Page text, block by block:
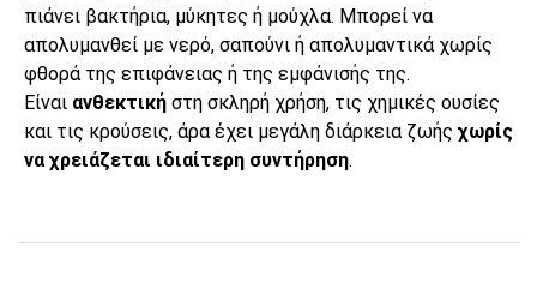
πιάνει βακτήρια, μύκητες ή μούχλα. Μπορεί να
απολυμανθεί με νερό, σαπούνι ή απολυμαντικά χωρίς
φθορά της επιφάνειας ή της εμφάνισής της.
Είναι ανθεκτική στη σκληρή χρήση, τις χημικές ουσίες
και τις κρούσεις, άρα έχει μεγάλη διάρκεια ζωής χωρίς
να χρειάζεται ιδιαίτερη συντήρηση.